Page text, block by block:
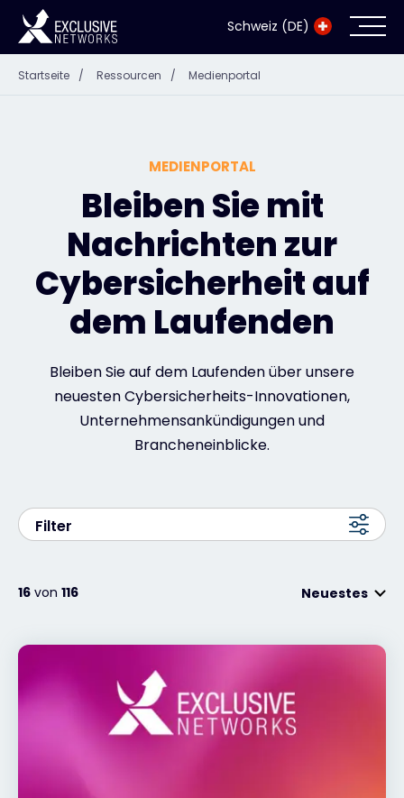
Schweiz (DE)
Ressourcen
Unternehmen
Exclusive Access Anmeldung
Exclusive Access - Erfahren Sie mehr
Kontakt
#weareexclusive
Startseite / Ressourcen / Medienportal
MEDIENPORTAL
Bleiben Sie mit
Nachrichten zur
Cybersicherheit auf
dem Laufenden
Bleiben Sie auf dem Laufenden über unsere
neuesten Cybersicherheits-Innovationen,
Unternehmensankündigungen und
Brancheneinblicke.
Filter
16 von 116 Neuestes